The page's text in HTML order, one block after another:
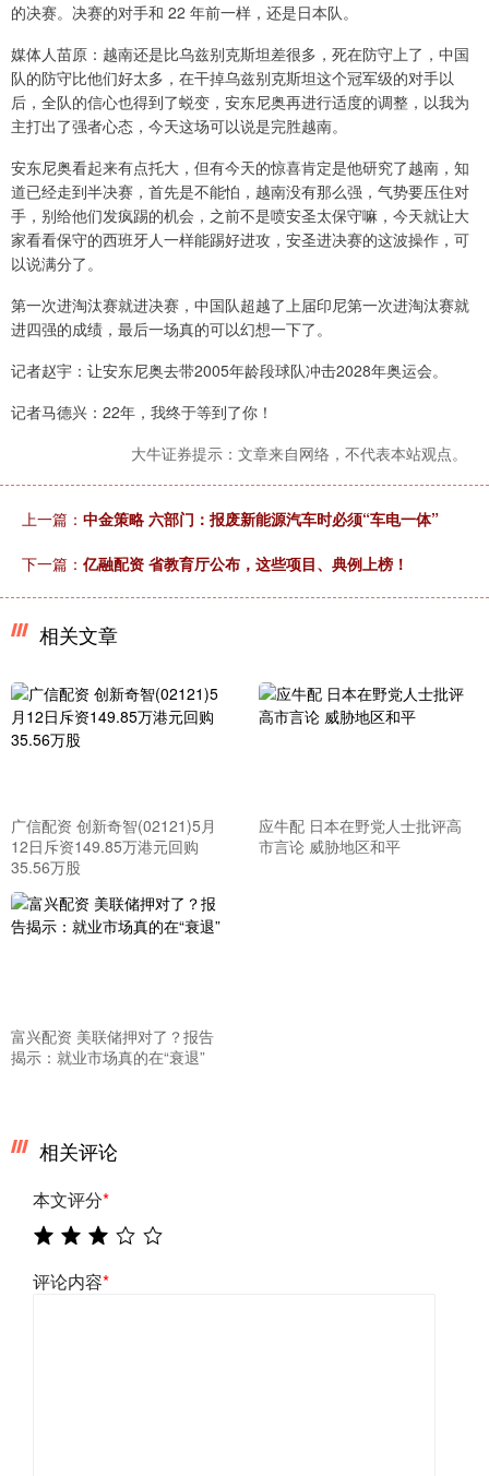
的决赛。决赛的对手和 22 年前一样，还是日本队。
媒体人苗原：越南还是比乌兹别克斯坦差很多，死在防守上了，中国
队的防守比他们好太多，在干掉乌兹别克斯坦这个冠军级的对手以
后，全队的信心也得到了蜕变，安东尼奥再进行适度的调整，以我为
主打出了强者心态，今天这场可以说是完胜越南。
安东尼奥看起来有点托大，但有今天的惊喜肯定是他研究了越南，知
道已经走到半决赛，首先是不能怕，越南没有那么强，气势要压住对
手，别给他们发疯踢的机会，之前不是喷安圣太保守嘛，今天就让大
家看看保守的西班牙人一样能踢好进攻，安圣进决赛的这波操作，可
以说满分了。
第一次进淘汰赛就进决赛，中国队超越了上届印尼第一次进淘汰赛就
进四强的成绩，最后一场真的可以幻想一下了。
记者赵宇：让安东尼奥去带2005年龄段球队冲击2028年奥运会。 ​​​
记者马德兴：22年，我终于等到了你！
大牛证券提示：文章来自网络，不代表本站观点。
上一篇： 中金策略 六部门：报废新能源汽车时必须“车电一体”
下一篇： 亿融配资 省教育厅公布，这些项目、典例上榜！
相关文章
广信配资 创新奇智(02121)5月
12日斥资149.85万港元回购
35.56万股
应牛配 日本在野党人士批评高
市言论 威胁地区和平
富兴配资 美联储押对了？报告
揭示：就业市场真的在“衰退”
相关评论
本文评分*
评论内容*